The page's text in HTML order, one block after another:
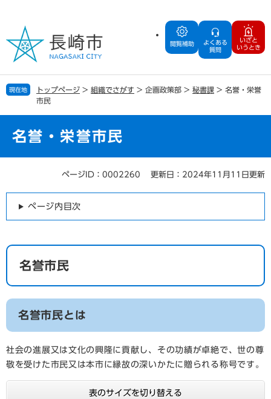
の
で
す
ー
ば
し
閲覧補助
よくある
質問
いざと
いうとき
現在地 トップページ > 組織でさがす > 企画政策部 > 秘書課 > 名誉・栄誉
市民
名誉・栄誉市民
ページID：0002260 更新日：2024年11月11日更新
ページ内目次
名誉市民
名誉市民とは
社会の進展又は文化の興隆に貢献し、その功績が卓絶で、世の尊
敬を受けた市民又は本市に縁故の深いかたに贈られる称号です。
表のサイズを切り替える